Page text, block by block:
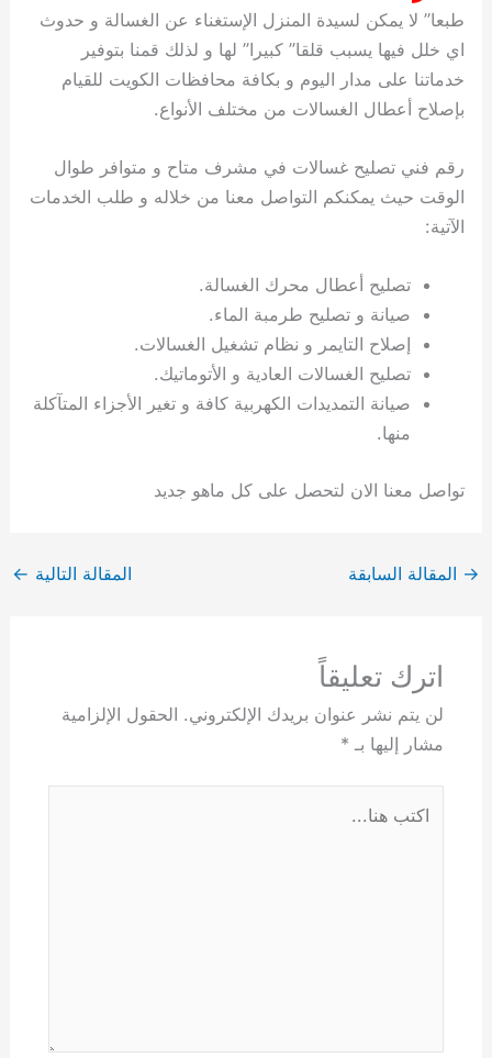
طبعا” لا يمكن لسيدة المنزل الإستغناء عن الغسالة و حدوث
اي خلل فيها يسبب قلقا” كبيرا” لها و لذلك قمنا بتوفير
خدماتنا على مدار اليوم و بكافة محافظات الكويت للقيام
بإصلاح أعطال الغسالات من مختلف الأنواع.
رقم فني تصليح غسالات في مشرف متاح و متوافر طوال
الوقت حيث يمكنكم التواصل معنا من خلاله و طلب الخدمات
الآتية:
تصليح أعطال محرك الغسالة.
صيانة و تصليح طرمبة الماء.
إصلاح التايمر و نظام تشغيل الغسالات.
تصليح الغسالات العادية و الأتوماتيك.
صيانة التمديدات الكهربية كافة و تغير الأجزاء المتآكلة
منها.
تواصل معنا الان لتحصل على كل ماهو جديد
→ المقالة السابقة المقالة التالية ←
اترك تعليقاً
لن يتم نشر عنوان بريدك الإلكتروني. الحقول الإلزامية
مشار إليها بـ *
هنا...